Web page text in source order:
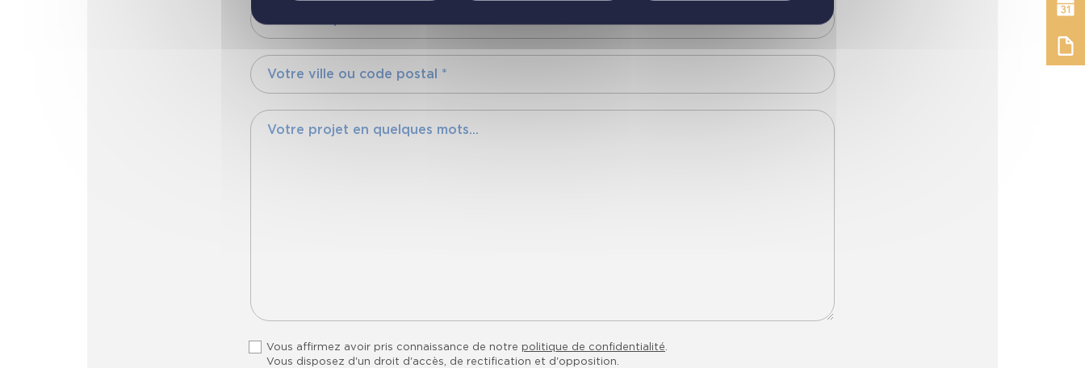
Vous affirmez avoir pris connaissance de notre politique de confidentialité.
Vous disposez d'un droit d'accès, de rectification et d'opposition.